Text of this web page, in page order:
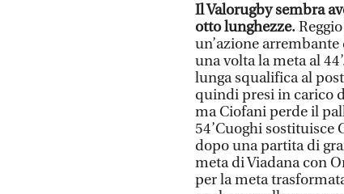
Il Valorugby sembra
otto lunghezze.
un’azione
una volta la meta al
lunga squalifica al
quindi presi in carico
ma Ciofani perde il
54’Cuoghi sostituisce
dopo una partita di
meta di Viadana con
per la meta